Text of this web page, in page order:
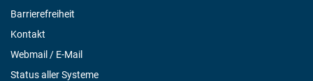
Barrierefreiheit
Kontakt
Webmail / E-Mail
Status aller Systeme